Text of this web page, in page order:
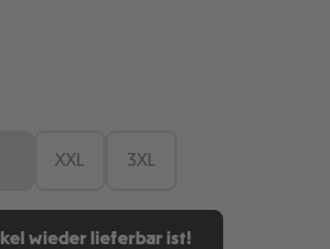
XXL 3XL
wieder lieferbar ist!